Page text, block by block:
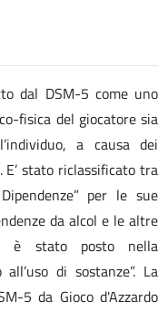
dal DSM-5 come uno
fisica del giocatore sia
a causa dei
stato riclassificato tra
per le sue
da alcol e le altre
è stato posto nella
di sostanze”. La
5 da Gioco d'Azzardo